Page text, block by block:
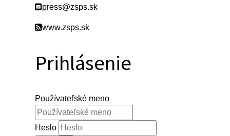
press@zsps.sk
www.zsps.sk
Prihlásenie
Používateľské meno
Heslo